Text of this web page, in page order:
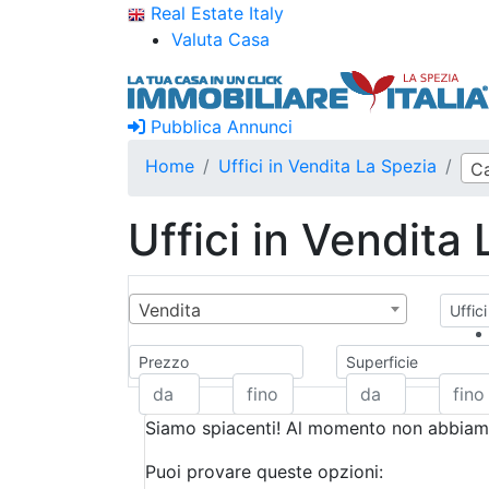
Real Estate Italy
Valuta Casa
Pubblica Annunci
Home
Uffici in Vendita La Spezia
Uffici in Vendita
Vendita
Prezzo Superficie
Siamo spiacenti! Al momento non
Puoi provare queste opzioni: